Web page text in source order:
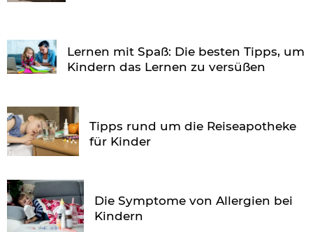
Lernen mit Spaß: Die besten Tipps, um
Kindern das Lernen zu versüßen
Tipps rund um die Reiseapotheke
für Kinder
Die Symptome von Allergien bei
Kindern